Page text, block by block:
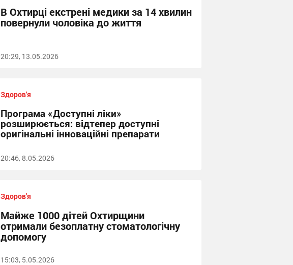
В Охтирці екстрені медики за 14 хвилин
повернули чоловіка до життя
20:29, 13.05.2026
Здоров'я
Програма «Доступні ліки»
розширюється: відтепер доступні
оригінальні інноваційні препарати
20:46, 8.05.2026
Здоров'я
Майже 1000 дітей Охтирщини
отримали безоплатну стоматологічну
допомогу
15:03, 5.05.2026